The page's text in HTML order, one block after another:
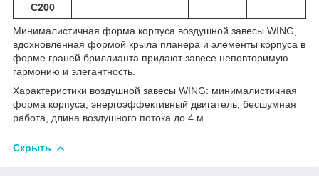
С200
Минималистичная форма корпуса воздушной завесы WING,
вдохновленная формой крыла планера и элементы корпуса в
форме граней бриллианта придают завесе неповторимую
гармонию и элегантность.
Характеристики воздушной завесы WING: минималистичная
форма корпуса, энергоэффективный двигатель, бесшумная
работа, длина воздушного потока до 4 м.
Скрыть